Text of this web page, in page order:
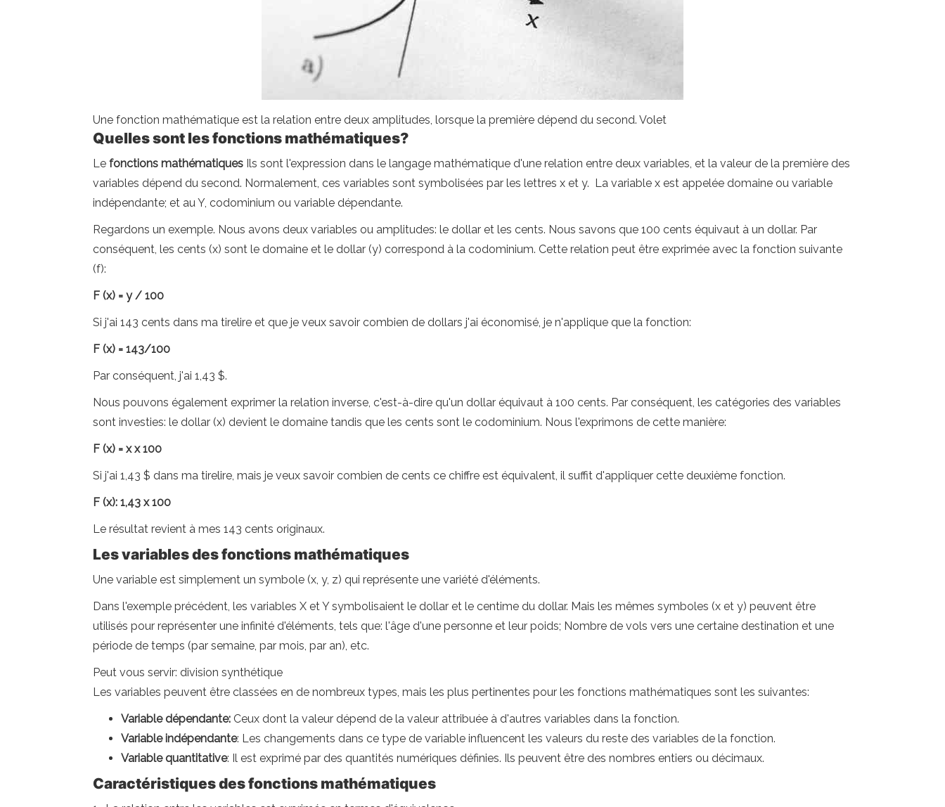
Une fonction mathématique est la relation entre deux amplitudes, lorsque la première dépend du second. Volet
Quelles sont les fonctions mathématiques?
Le fonctions mathématiques Ils sont l'expression dans le langage mathématique d'une relation entre deux variables, et la valeur de la première des
variables dépend du second. Normalement, ces variables sont symbolisées par les lettres x et y. La variable x est appelée domaine ou variable
indépendante; et au Y, codominium ou variable dépendante.
Regardons un exemple. Nous avons deux variables ou amplitudes: le dollar et les cents. Nous savons que 100 cents équivaut à un dollar. Par
conséquent, les cents (x) sont le domaine et le dollar (y) correspond à la codominium. Cette relation peut être exprimée avec la fonction suivante
(f):
F (x) = y / 100
Si j'ai 143 cents dans ma tirelire et que je veux savoir combien de dollars j'ai économisé, je n'applique que la fonction:
F (x) = 143/100
Par conséquent, j'ai 1,43 $.
Nous pouvons également exprimer la relation inverse, c'est-à-dire qu'un dollar équivaut à 100 cents. Par conséquent, les catégories des variables
sont investies: le dollar (x) devient le domaine tandis que les cents sont le codominium. Nous l'exprimons de cette manière:
F (x) = x x 100
Si j'ai 1,43 $ dans ma tirelire, mais je veux savoir combien de cents ce chiffre est équivalent, il suffit d'appliquer cette deuxième fonction.
F (x): 1,43 x 100
Le résultat revient à mes 143 cents originaux.
Les variables des fonctions mathématiques
Une variable est simplement un symbole (x, y, z) qui représente une variété d'éléments.
Dans l'exemple précédent, les variables X et Y symbolisaient le dollar et le centime du dollar. Mais les mêmes symboles (x et y) peuvent être
utilisés pour représenter une infinité d'éléments, tels que: l'âge d'une personne et leur poids; Nombre de vols vers une certaine destination et une
période de temps (par semaine, par mois, par an), etc.
Peut vous servir: division synthétique
Les variables peuvent être classées en de nombreux types, mais les plus pertinentes pour les fonctions mathématiques sont les suivantes:
Variable dépendante: Ceux dont la valeur dépend de la valeur attribuée à d'autres variables dans la fonction.
Variable indépendante: Les changements dans ce type de variable influencent les valeurs du reste des variables de la fonction.
Variable quantitative: Il est exprimé par des quantités numériques définies. Ils peuvent être des nombres entiers ou décimaux.
Caractéristiques des fonctions mathématiques